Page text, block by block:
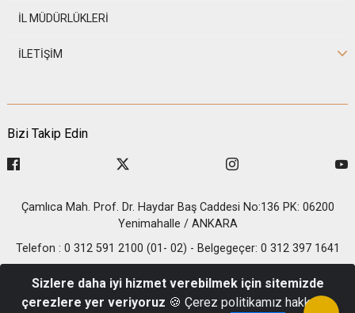
İL MÜDÜRLÜKLERİ
İLETİŞİM
Bizi Takip Edin
Çamlıca Mah. Prof. Dr. Haydar Baş Caddesi No:136 PK: 06200
Yenimahalle / ANKARA
Telefon : 0 312 591 2100 (01- 02) - Belgegeçer: 0 312 397 1641
Genel Müdürlüğü
Sizlere daha iyi hizmet verebilmek için sitemizde
çerezlere yer veriyoruz 🍪 Çerez politikamız hakkında